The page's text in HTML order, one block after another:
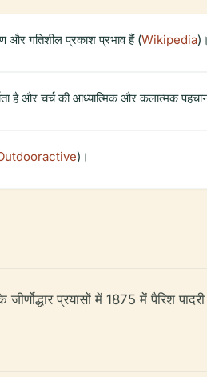
और गतिशील प्रकाश प्रभाव हैं (Wikipedia)।
है और चर्च की आध्यात्मिक और कलात्मक
)।
प्रयासों में 1875 में पैरिश